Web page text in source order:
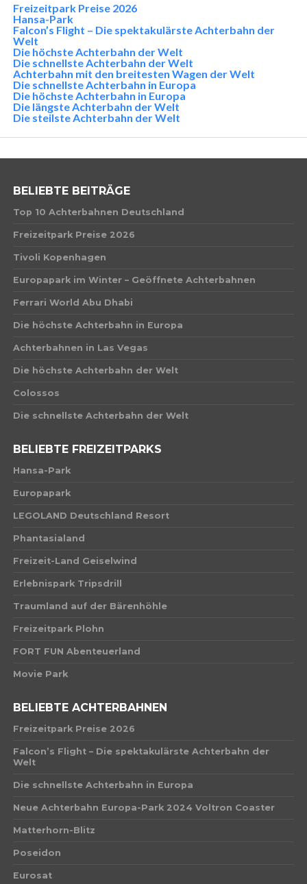
Freizeitpark Preise 2026
Hansa-Park
Falcon’s Flight – Die spektakulärste Achterbahn der
Welt
Die höchste Achterbahn der Welt
Die schnellste Achterbahn der Welt
Achterbahn mit den breitesten Wagen der Welt
Die schnellste Achterbahn in Europa
Die höchste Achterbahn in Europa
Die längste Achterbahn der Welt
Die steilste Achterbahn der Welt
BELIEBTE BEITRÄGE
Top 10 Achterbahnen Deutschland
Freizeitpark Preise 2026
Tivoli Kopenhagen
Europapark im Winter – Geöffnete Achterbahnen
Ferrari World Abu Dhabi
Die höchste Achterbahn in Europa
Achterbahnen in Las Vegas
Die höchste Achterbahn der Welt
Colossos
Die schnellste Achterbahn der Welt
BELIEBTE FREIZEITPARKS
Hansa-Park
Europapark
LEGOLAND Deutschland Resort
Phantasialand
Freizeit-Land Geiselwind
Erlebnispark Tripsdrill
Traumland auf der Bärenhöhle
Freizeitpark Plohn
FORT FUN Abenteuerland
Movie Park
BELIEBTE ACHTERBAHNEN
Freizeitpark Preise 2026
Falcon’s Flight – Die spektakulärste Achterbahn der
Welt
Die schnellste Achterbahn in Europa
Neue Achterbahn Europa-Park 2024 Voltron Coaster
Matterhorn-Blitz
Poseidon
Eurosat